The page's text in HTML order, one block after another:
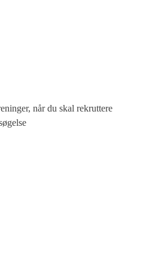
når du skal rekruttere